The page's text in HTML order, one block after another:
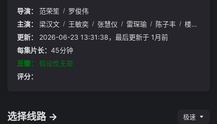
导演：
范荣笙 / 罗俊伟
主演：
梁汉文 / 王敏奕 / 张慧仪 / 雷琛瑜 / 陈子丰 / 楼南光
更新：
2026-06-23 13:31:38，最后更新于 1月前
每集片长： 45分钟
豆瓣：
假设性无罪
评分：
选择线路 → 极速